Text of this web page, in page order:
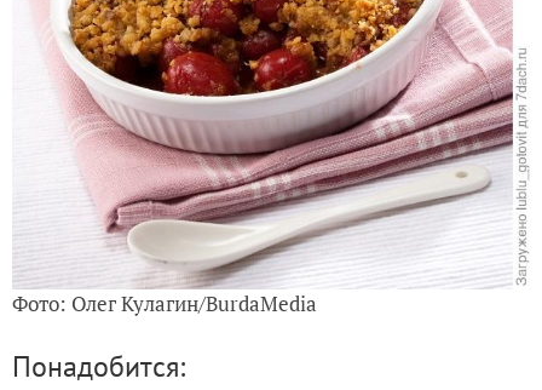
Фото: Олег Кулагин/BurdaMedia
Понадобится: